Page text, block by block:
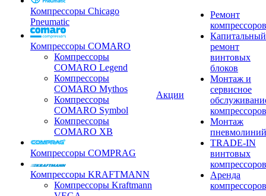
Компрессоры Chicago
Pneumatic
Компрессоры COMARO
Компрессоры
COMARO Legend
Компрессоры
COMARO Mythos
Компрессоры
COMARO Symbol
Компрессоры
COMARO XB
Компрессоры COMPRAG
Компрессоры KRAFTMANN
Компрессоры Kraftmann
Акции
Ремонт
компрессоров
Капитальный
ремонт
винтовых
блоков
Монтаж и
сервисное
компрессоров
Монтаж
пневмолиний
TRADE-IN
винтовых
компрессоров
Аренда
компрессоров